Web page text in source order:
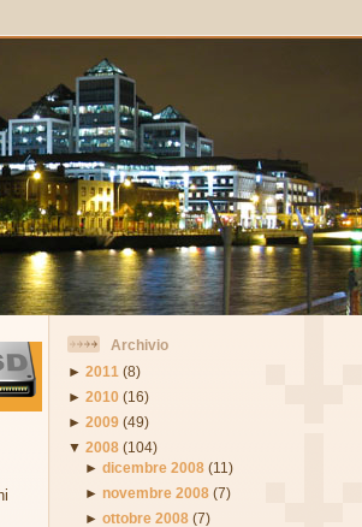
Archivio
► 2011 (8)
► 2010 (16)
► 2009 (49)
▼ 2008 (104)
►dicembre 2008 (11)
►novembre 2008 (7)
►ottobre 2008 (7)